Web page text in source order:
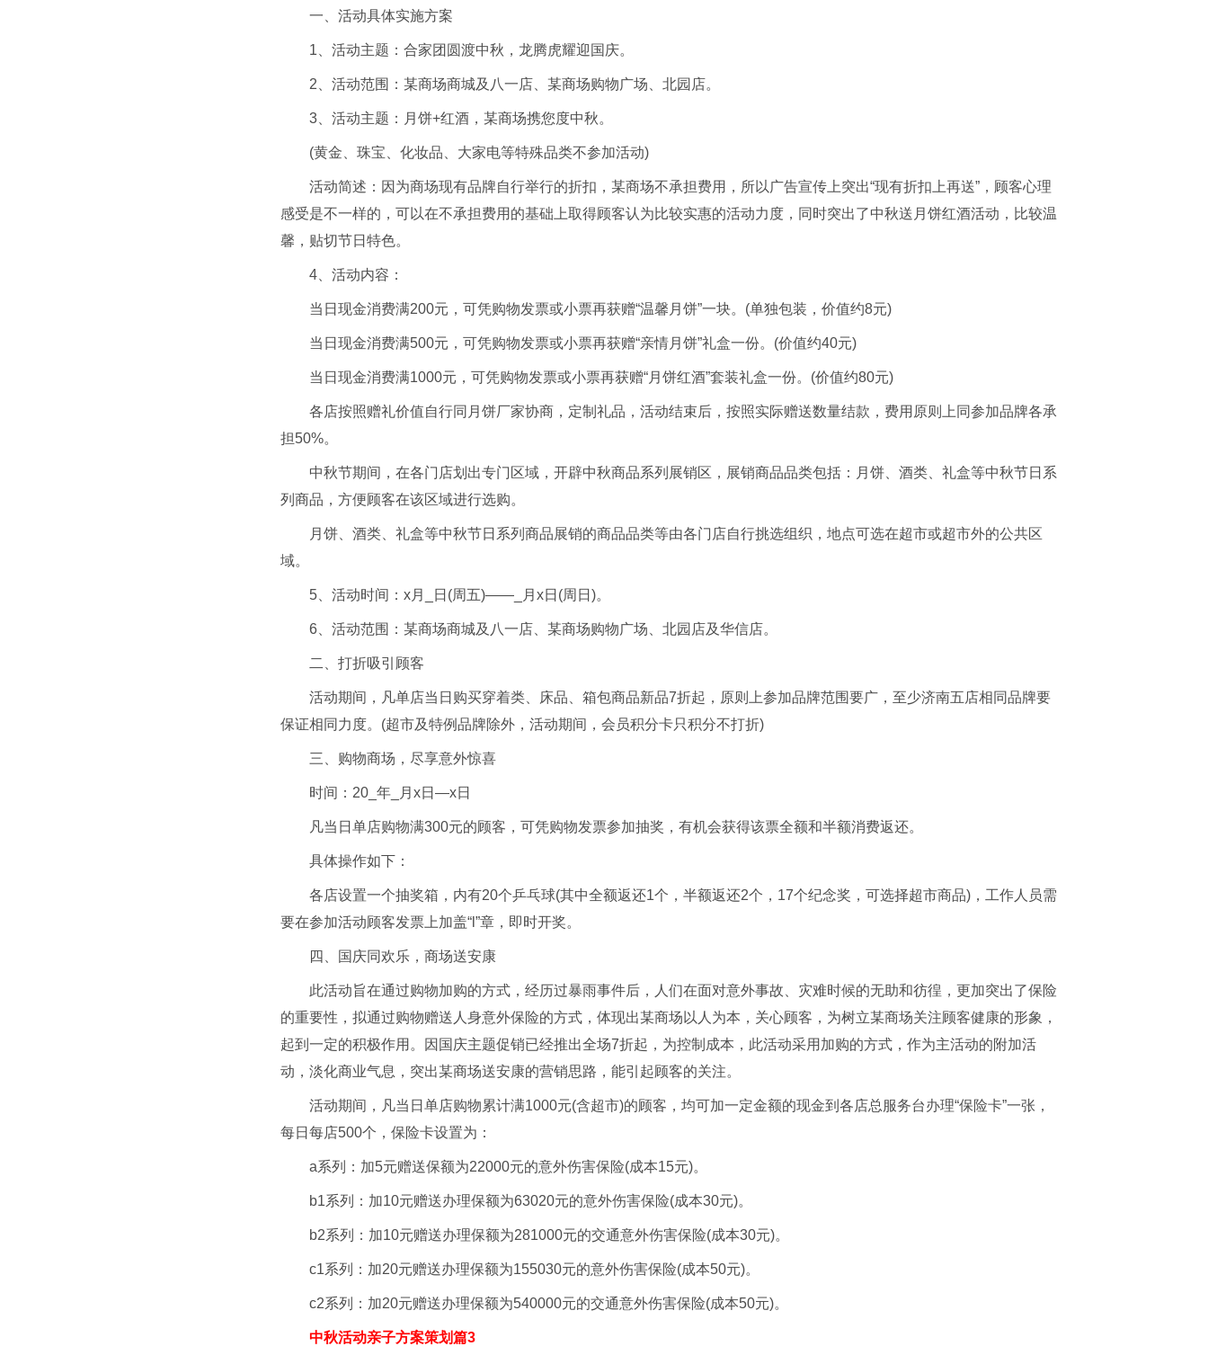
一、活动具体实施方案
1、活动主题：合家团圆渡中秋，龙腾虎耀迎国庆。
2、活动范围：某商场商城及八一店、某商场购物广场、北园店。
3、活动主题：月饼+红酒，某商场携您度中秋。
(黄金、珠宝、化妆品、大家电等特殊品类不参加活动)
活动简述：因为商场现有品牌自行举行的折扣，某商场不承担费用，所以广告宣传上突出“现有折扣上再送”，顾客心理
感受是不一样的，可以在不承担费用的基础上取得顾客认为比较实惠的活动力度，同时突出了中秋送月饼红酒活动，比较温
馨，贴切节日特色。
4、活动内容：
当日现金消费满200元，可凭购物发票或小票再获赠“温馨月饼”一块。(单独包装，价值约8元)
当日现金消费满500元，可凭购物发票或小票再获赠“亲情月饼”礼盒一份。(价值约40元)
当日现金消费满1000元，可凭购物发票或小票再获赠“月饼红酒”套装礼盒一份。(价值约80元)
各店按照赠礼价值自行同月饼厂家协商，定制礼品，活动结束后，按照实际赠送数量结款，费用原则上同参加品牌各承
担50%。
中秋节期间，在各门店划出专门区域，开辟中秋商品系列展销区，展销商品品类包括：月饼、酒类、礼盒等中秋节日系
列商品，方便顾客在该区域进行选购。
月饼、酒类、礼盒等中秋节日系列商品展销的商品品类等由各门店自行挑选组织，地点可选在超市或超市外的公共区
域。
5、活动时间：x月_日(周五)——_月x日(周日)。
6、活动范围：某商场商城及八一店、某商场购物广场、北园店及华信店。
二、打折吸引顾客
活动期间，凡单店当日购买穿着类、床品、箱包商品新品7折起，原则上参加品牌范围要广，至少济南五店相同品牌要
保证相同力度。(超市及特例品牌除外，活动期间，会员积分卡只积分不打折)
三、购物商场，尽享意外惊喜
时间：20_年_月x日—x日
凡当日单店购物满300元的顾客，可凭购物发票参加抽奖，有机会获得该票全额和半额消费返还。
具体操作如下：
各店设置一个抽奖箱，内有20个乒乓球(其中全额返还1个，半额返还2个，17个纪念奖，可选择超市商品)，工作人员需
要在参加活动顾客发票上加盖“l”章，即时开奖。
四、国庆同欢乐，商场送安康
此活动旨在通过购物加购的方式，经历过暴雨事件后，人们在面对意外事故、灾难时候的无助和彷徨，更加突出了保险
的重要性，拟通过购物赠送人身意外保险的方式，体现出某商场以人为本，关心顾客，为树立某商场关注顾客健康的形象，
起到一定的积极作用。因国庆主题促销已经推出全场7折起，为控制成本，此活动采用加购的方式，作为主活动的附加活
动，淡化商业气息，突出某商场送安康的营销思路，能引起顾客的关注。
活动期间，凡当日单店购物累计满1000元(含超市)的顾客，均可加一定金额的现金到各店总服务台办理“保险卡”一张，
每日每店500个，保险卡设置为：
a系列：加5元赠送保额为22000元的意外伤害保险(成本15元)。
b1系列：加10元赠送办理保额为63020元的意外伤害保险(成本30元)。
b2系列：加10元赠送办理保额为281000元的交通意外伤害保险(成本30元)。
c1系列：加20元赠送办理保额为155030元的意外伤害保险(成本50元)。
c2系列：加20元赠送办理保额为540000元的交通意外伤害保险(成本50元)。
中秋活动亲子方案策划篇3